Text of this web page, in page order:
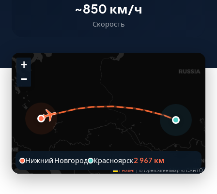
~850 км/ч
Скорость
+
−
Leaflet | © OpenStreetMap © CARTO
Нижний Новгород Красноярск2 967 км